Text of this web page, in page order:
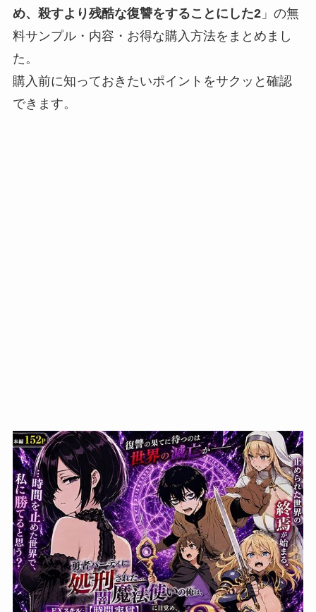
め、殺すより残酷な復讐をすることにした2」の無
料サンプル・内容・お得な購入方法をまとめまし
た。
購入前に知っておきたいポイントをサクッと確認
できます。